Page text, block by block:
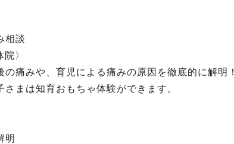
相談
〉
痛みや、育児による痛みの原因を徹底的に解明！
まは知育おもちゃ体験ができます。
明